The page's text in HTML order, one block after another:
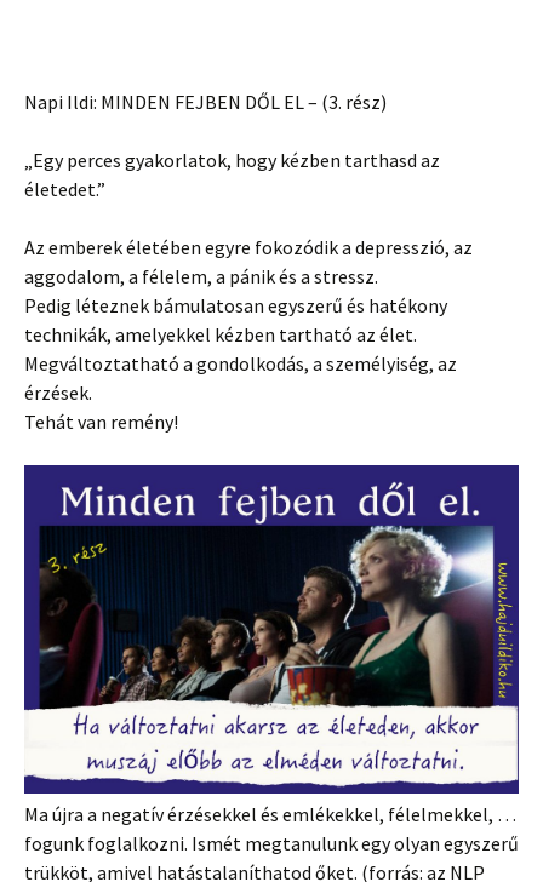
Napi Ildi: MINDEN FEJBEN DŐL EL – (3. rész)
„Egy perces gyakorlatok, hogy kézben tarthasd az
életedet.”
Az emberek életében egyre fokozódik a depresszió, az
aggodalom, a félelem, a pánik és a stressz.
Pedig léteznek bámulatosan egyszerű és hatékony
technikák, amelyekkel kézben tartható az élet.
Megváltoztatható a gondolkodás, a személyiség, az
érzések.
Tehát van remény!
Ma újra a negatív érzésekkel és emlékekkel, félelmekkel, …
fogunk foglalkozni. Ismét megtanulunk egy olyan egyszerű
trükköt, amivel hatástalaníthatod őket. (forrás: az NLP